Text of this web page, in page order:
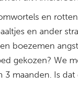
en
en ander
boezemen
gekozen? We
maanden. Is